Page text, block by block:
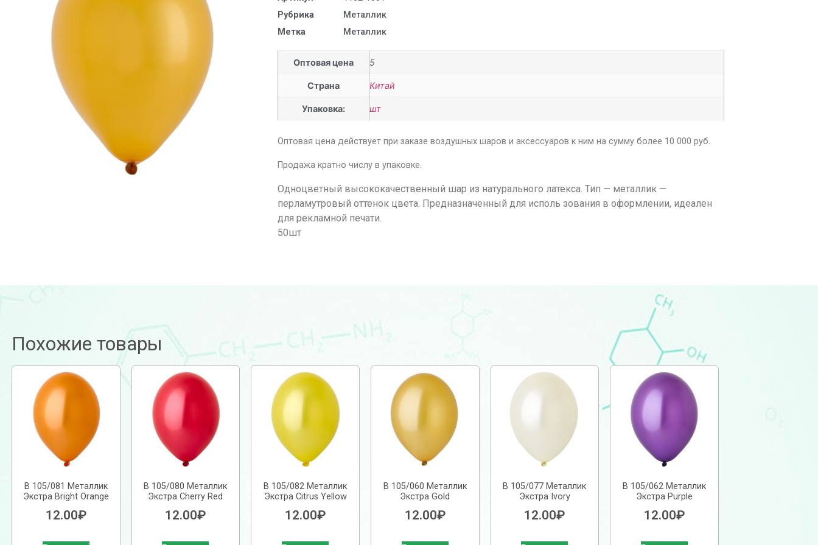
Рубрика
Металлик
Метка
Металлик
Оптовая цена 5
Страна Китай
Упаковка: шт
Оптовая цена действует при заказе воздушных шаров и аксессуаров к ним на сумму более 10 000 руб.
Продажа кратно числу в упаковке.
Одноцветный высококачественный шар из натурального латекса. Тип — металлик —
перламутровый оттенок цвета. Предназначенный для исполь зования в оформлении, идеален
для рекламной печати.
50шт
Похожие товары
В 105/081 Металлик
Экстра Bright Orange
12.00₽
В 105/080 Металлик
Экстра Cherry Red
12.00₽
В 105/082 Металлик
Экстра Citrus Yellow
12.00₽
В 105/060 Металлик
Экстра Gold
12.00₽
В 105/077 Металлик
Экстра Ivory
12.00₽
В 105/062 Металлик
Экстра Purple
12.00₽